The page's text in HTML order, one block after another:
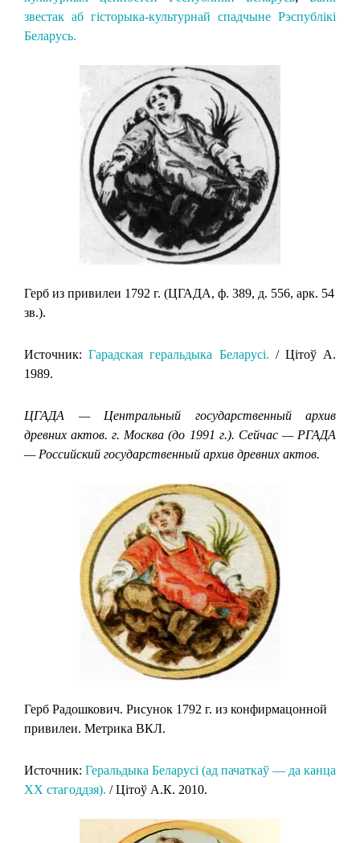
звестак аб гісторыка-культурнай спадчыне Рэспублікі
Беларусь.
Герб из привилеи 1792 г. (ЦГАДА, ф. 389, д. 556, арк. 54
зв.).
Источник:Гарадская геральдыка Беларусi. / Цiтоў А.
1989.
ЦГАДА — Центральный государственный архив
древних актов. г. Москва (до 1991 г.). Сейчас — РГАДА
— Российский государственный архив древних актов.
Герб Радошкович. Рисунок 1792 г. из конфирмацонной
привилеи. Метрика ВКЛ.
Источник: Геральдыка Беларусi (ад пачаткаў — да канца
XX стагоддзя). / Цітоў А.К. 2010.